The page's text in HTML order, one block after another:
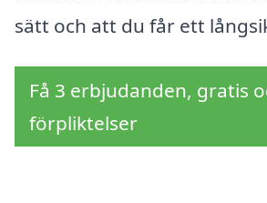
sätt och att du får ett
Få 3 erbjudanden, gratis
förpliktelser